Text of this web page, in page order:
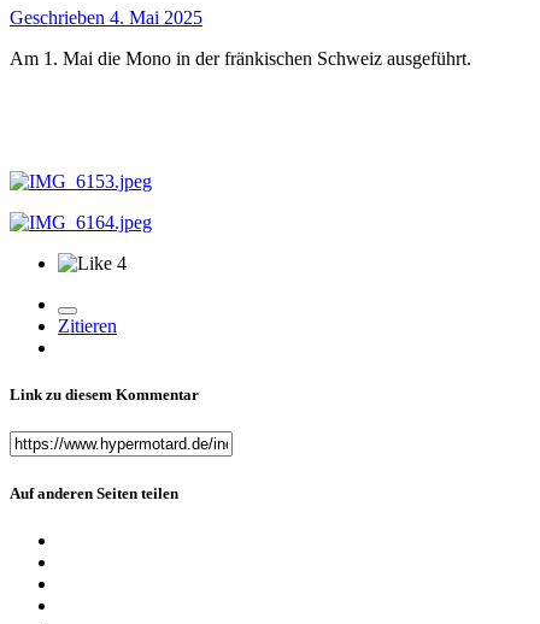
Geschrieben 4. Mai 2025
Am 1. Mai die Mono in der fränkischen Schweiz ausgeführt.
4
Zitieren
Link zu diesem Kommentar
Auf anderen Seiten teilen